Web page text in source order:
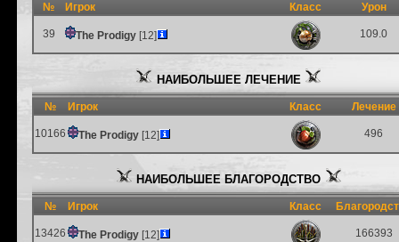
№ Игрок Класс Урон
39 The Prodigy [12] 109.0
НАИБОЛЬШЕЕ ЛЕЧЕНИЕ
№ Игрок Класс Лечение
10166 The Prodigy [12] 496
НАИБОЛЬШЕЕ БЛАГОРОДСТВО
№ Игрок Класс
13426 The Prodigy [12] 166393